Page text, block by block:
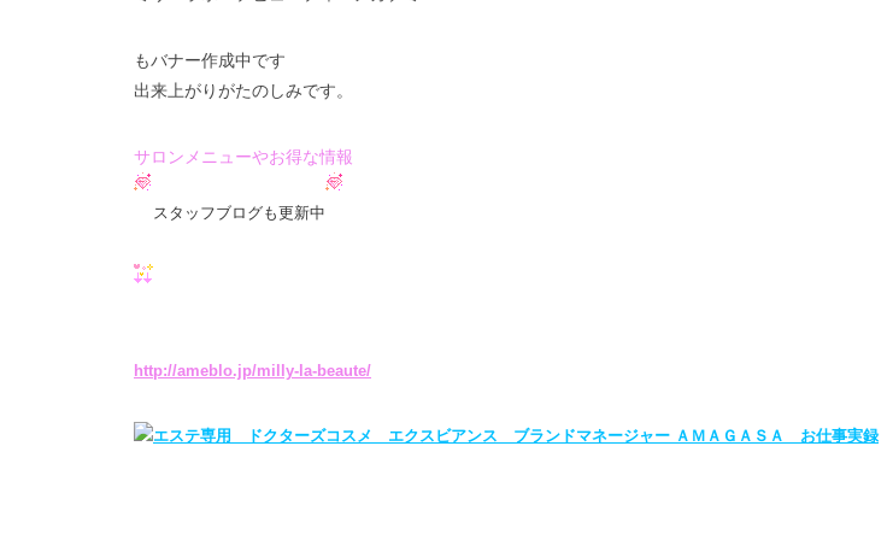
もバナー作成中です
出来上がりがたのしみです。
サロンメニューやお得な情報
スタッフブログも更新中
http://ameblo.jp/milly-la-beaute/